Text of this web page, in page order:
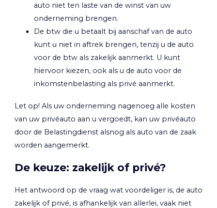
auto niet ten laste van de winst van uw
onderneming brengen.
De btw die u betaalt bij aanschaf van de auto
kunt u niet in aftrek brengen, tenzij u de auto
voor de btw als zakelijk aanmerkt. U kunt
hiervoor kiezen, ook als u de auto voor de
inkomstenbelasting als privé aanmerkt.
Let op! Als uw onderneming nagenoeg alle kosten
van uw privéauto aan u vergoedt, kan uw privéauto
door de Belastingdienst alsnog als auto van de zaak
worden aangemerkt.
De keuze: zakelijk of privé?
Het antwoord op de vraag wat voordeliger is, de auto
zakelijk of privé, is afhankelijk van allerlei, vaak niet